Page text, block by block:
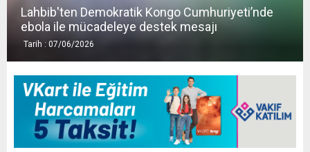
ALahbib'ten Demokratik Kongo Cumhuriyeti’nde
ebola ile mücadeleye destek mesajı
Tarih : 07/06/2026